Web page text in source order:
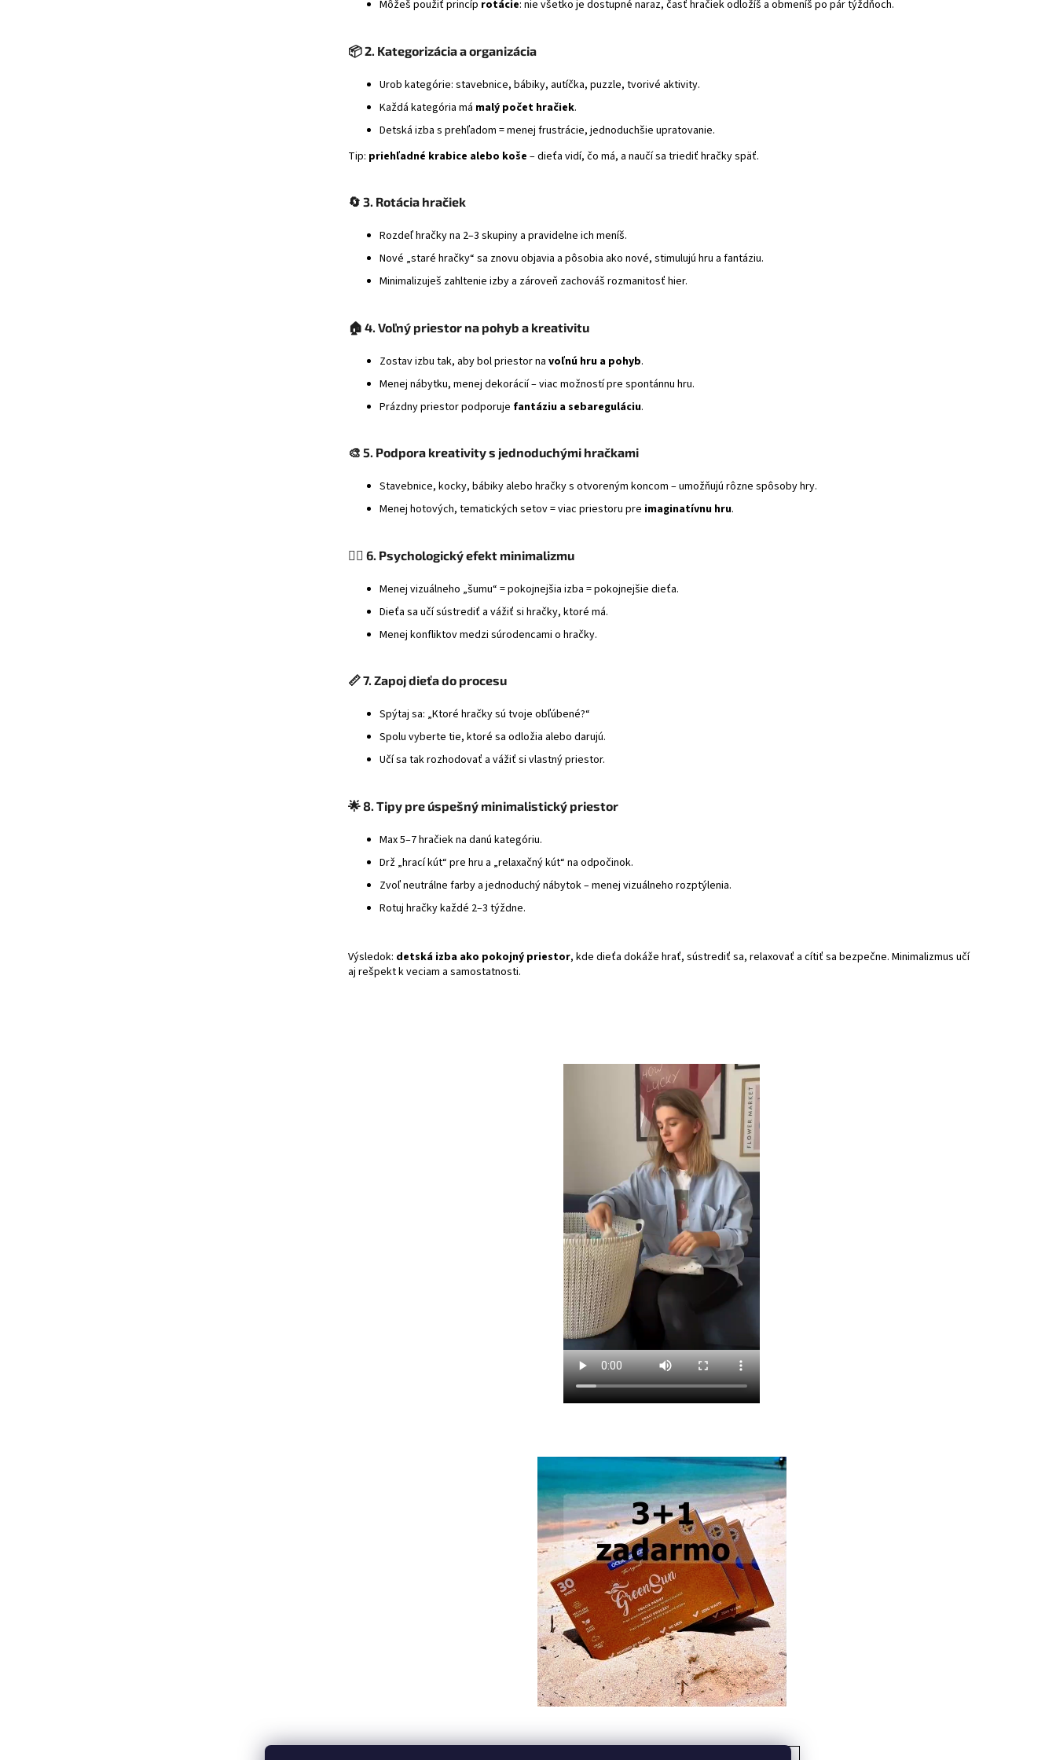
Môžeš použiť princíp rotácie: nie všetko je dostupné naraz, časť hračiek odložíš a obmeníš po pár týždňoch.
📦2. Kategorizácia a organizácia
Urob kategórie: stavebnice, bábiky, autíčka, puzzle, tvorivé aktivity.
Každá kategória má malý počet hračiek.
Detská izba s prehľadom = menej frustrácie, jednoduchšie upratovanie.
Tip: priehľadné krabice alebo koše – dieťa vidí, čo má, a naučí sa triediť hračky späť.
🔄 3. Rotácia hračiek
Rozdeľ hračky na 2–3 skupiny a pravidelne ich meníš.
Nové „staré hračky“ sa znovu objavia a pôsobia ako nové, stimulujú hru a fantáziu.
Minimalizuješ zahltenie izby a zároveň zachováš rozmanitosť hier.
🏠 4. Voľný priestor na pohyb a kreativitu
Zostav izbu tak, aby bol priestor na voľnú hru a pohyb.
Menej nábytku, menej dekorácií – viac možností pre spontánnu hru.
Prázdny priestor podporuje fantáziu a sebareguláciu.
🎨 5. Podpora kreativity s jednoduchými hračkami
Stavebnice, kocky, bábiky alebo hračky s otvoreným koncom – umožňujú rôzne spôsoby hry.
Menej hotových, tematických setov = viac priestoru pre imaginatívnu hru.
🧘‍♀️ 6. Psychologický efekt minimalizmu
Menej vizuálneho „šumu“ = pokojnejšia izba = pokojnejšie dieťa.
Dieťa sa učí sústrediť a vážiť si hračky, ktoré má.
Menej konfliktov medzi súrodencami o hračky.
📏7. Zapoj dieťa do procesu
Spýtaj sa: „Ktoré hračky sú tvoje obľúbené?“
Spolu vyberte tie, ktoré sa odložia alebo darujú.
Učí sa tak rozhodovať a vážiť si vlastný priestor.
🌟8. Tipy pre úspešný minimalistický priestor
Max 5–7 hračiek na danú kategóriu.
Drž „hrací kút“ pre hru a „relaxačný kút“ na odpočinok.
Zvoľ neutrálne farby a jednoduchý nábytok – menej vizuálneho rozptýlenia.
Rotuj hračky každé 2–3 týždne.
Výsledok: detská izba ako pokojný priestor, kde dieťa dokáže hrať, sústrediť sa, relaxovať a cítiť sa bezpečne. Minimalizmus učí
aj rešpekt k veciam a samostatnosti.